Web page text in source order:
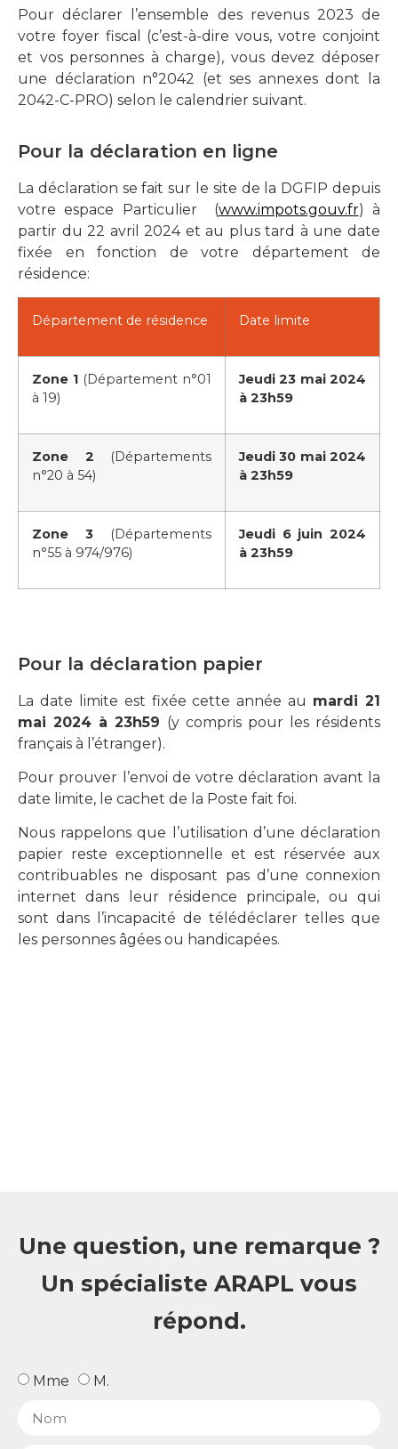
Pour déclarer l’ensemble des revenus 2023 de
votre foyer fiscal (c’est-à-dire vous, votre conjoint
et vos personnes à charge), vous devez déposer
une déclaration n°2042 (et ses annexes dont la
2042-C-PRO) selon le calendrier suivant.
Pour la déclaration en ligne
La déclaration se fait sur le site de la DGFIP depuis
votre espace Particulier (www.impots.gouv.fr) à
partir du 22 avril 2024 et au plus tard à une date
fixée en fonction de votre département de
résidence:
Département de résidence Date limite
Zone 1 (Département n°01
à 19)
Jeudi 23 mai 2024
à 23h59
Zone 2 (Départements
n°20 à 54)
Jeudi 30 mai 2024
à 23h59
Zone 3
(Départements
n°55 à 974/976)
Jeudi 6 juin 2024
à 23h59
Pour la déclaration papier
La date limite est fixée cette année au mardi 21
mai 2024 à 23h59 (y compris pour les résidents
français à l’étranger).
Pour prouver l’envoi de votre déclaration avant la
date limite, le cachet de la Poste fait foi.
Nous rappelons que l’utilisation d’une déclaration
papier reste exceptionnelle et est réservée aux
contribuables ne disposant pas d’une connexion
internet dans leur résidence principale, ou qui
sont dans l’incapacité de télédéclarer telles que
les personnes âgées ou handicapées.
Une question, une remarque ?
Un spécialiste ARAPL vous
répond.
Mme M.